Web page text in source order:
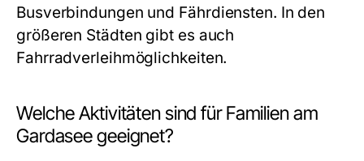
Busverbindungen und Fährdiensten. In den
größeren Städten gibt es auch
Fahrradverleihmöglichkeiten.
Welche Aktivitäten sind für Familien am
Gardasee geeignet?